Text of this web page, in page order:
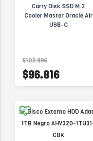
Carry Disk SSD M.2
Cooler Master Oracle Air
USB-C
$102.996
$96.816